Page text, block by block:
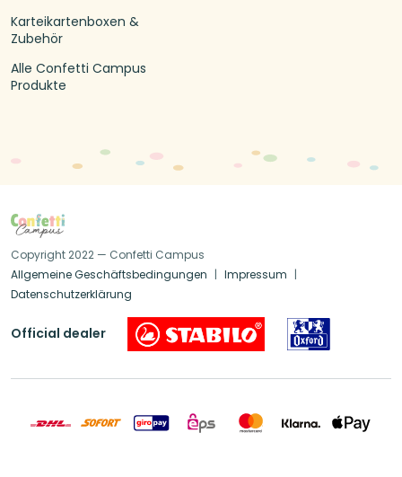
Karteikartenboxen &
Zubehör
Alle Confetti Campus
Produkte
Copyright 2022 — Confetti Campus
Allgemeine Geschäftsbedingungen
Impressum
Datenschutzerklärung
Official dealer